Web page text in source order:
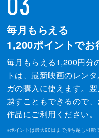
毎月もらえる
1,200ポイントでお
毎月もらえる1,200円分
トは、最新映画のレン
ガの購入に使えます。
越すこともできるので
作品にご利用ください。
※ポイントは最大90日まで持ち越し可能